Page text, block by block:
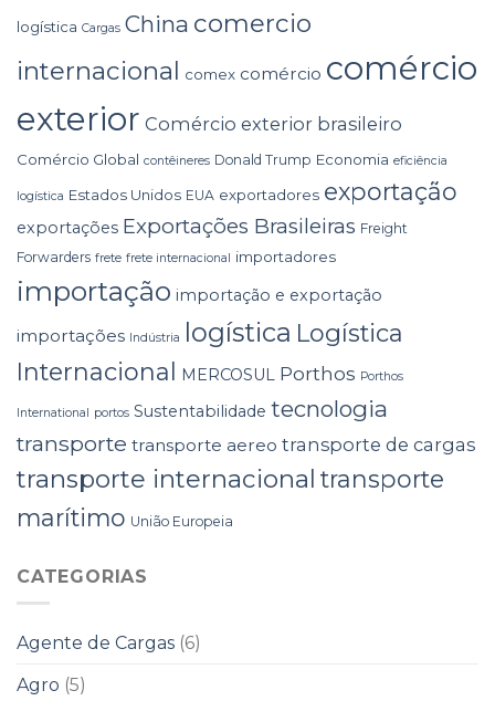
logística Cargas China comercio
internacional comex comércio comércio
exterior Comércio exterior brasileiro
Comércio Global contêineres Donald Trump Economia eficiência
logística Estados Unidos EUA exportadores exportação
exportações Exportações Brasileiras Freight
Forwarders frete frete internacional importadores
importação importação e exportação
importações Indústria logística Logística
Internacional MERCOSUL Porthos Porthos
International portos Sustentabilidade tecnologia
transporte transporte aereo transporte de cargas
transporte internacional transporte
marítimo União Europeia
CATEGORIAS
Agente de Cargas (6)
Agro (5)